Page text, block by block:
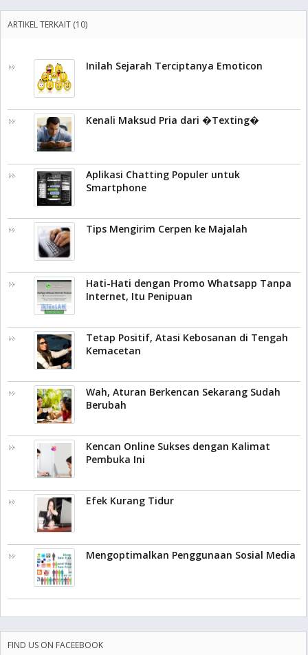
ARTIKEL TERKAIT (10)
Inilah Sejarah Terciptanya Emoticon
Kenali Maksud Pria dari �Texting�
Aplikasi Chatting Populer untuk
Smartphone
Tips Mengirim Cerpen ke Majalah
Hati-Hati dengan Promo Whatsapp Tanpa
Internet, Itu Penipuan
Tetap Positif, Atasi Kebosanan di Tengah
Kemacetan
Wah, Aturan Berkencan Sekarang Sudah
Berubah
Kencan Online Sukses dengan Kalimat
Pembuka Ini
Efek Kurang Tidur
Mengoptimalkan Penggunaan Sosial Media
FIND US ON FACEEBOOK